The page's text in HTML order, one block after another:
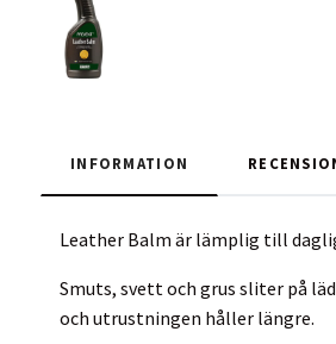
INFORMATION
Leather Balm är lämplig till
Smuts, svett och grus sliter på
och utrustningen håller längre.